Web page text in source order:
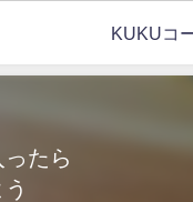
KUKUコ
たら